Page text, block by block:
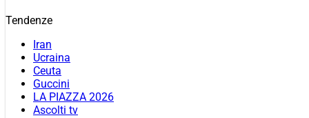
Tendenze
Iran
Ucraina
Ceuta
Guccini
LA PIAZZA 2026
Ascolti tv